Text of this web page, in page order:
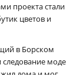
проекта стали
цветов и
в Борском
моде